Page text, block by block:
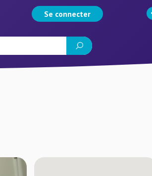
Se connecter